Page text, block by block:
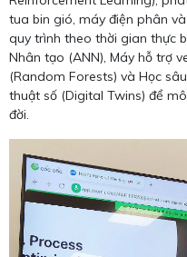
tua bin gió, máy điện phân
quy trình theo thời gian thực
Nhân tạo (ANN), Máy hỗ trợ
(Random Forests) và Học
thuật số (Digital Twins) để
đời.